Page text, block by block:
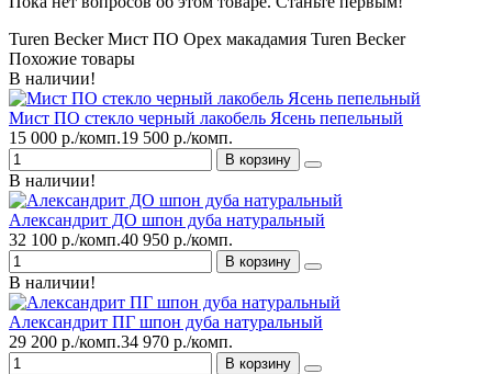
Turen Becker Мист ПО Орех макадамия Turen Becker
Похожие товары
В наличии!
Мист ПО стекло черный лакобель Ясень пепельный
15 000 р./комп.19 500 р./комп.
В корзину
В наличии!
Александрит ДО шпон дуба натуральный
32 100 р./комп.40 950 р./комп.
В корзину
В наличии!
Александрит ПГ шпон дуба натуральный
29 200 р./комп.34 970 р./комп.
В корзину